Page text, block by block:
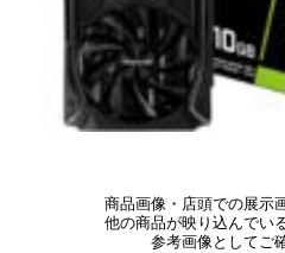
商品画像・店頭での展示
他の商品が映り込んでい
参考画像としてご